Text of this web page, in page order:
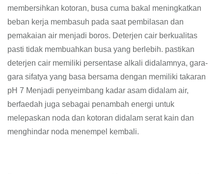
membersihkan kotoran, busa cuma bakal meningkatkan
beban kerja membasuh pada saat pembilasan dan
pemakaian air menjadi boros. Deterjen cair berkualitas
pasti tidak membuahkan busa yang berlebih. pastikan
deterjen cair memiliki persentase alkali didalamnya, gara-
gara sifatya yang basa bersama dengan memiliki takaran
pH 7 Menjadi penyeimbang kadar asam didalam air,
berfaedah juga sebagai penambah energi untuk
melepaskan noda dan kotoran didalam serat kain dan
menghindar noda menempel kembali.